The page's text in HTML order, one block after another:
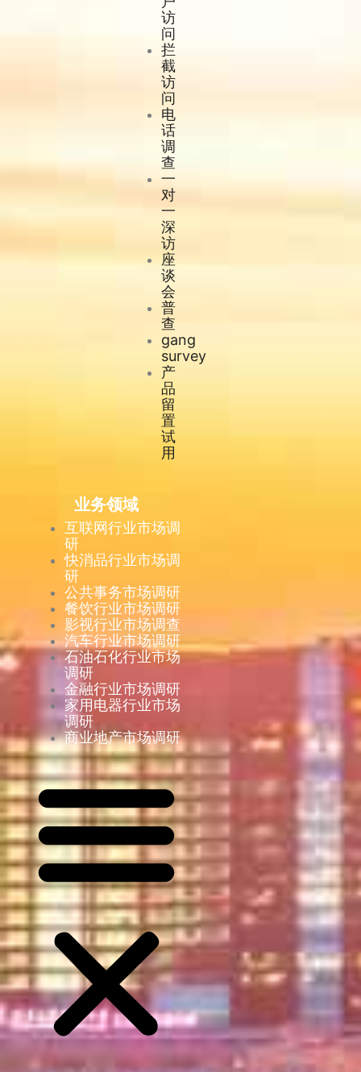
访
问
拦
截
访
问
电
话
调
查
一
对
一
深
访
座
谈
会
普
查
gang
survey
产
品
留
置
试
用
业务领域
互联网行业市场调
研
快消品行业市场调
研
公共事务市场调研
餐饮行业市场调研
影视行业市场调查
汽车行业市场调研
石油石化行业市场
调研
金融行业市场调研
家用电器行业市场
调研
商业地产市场调研